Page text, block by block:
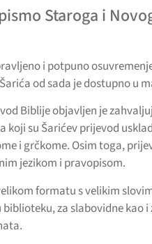
Staroga i
i potpuno
od sada je dostupno u
Biblije objavljen je
koji su Šarićev prijevod
i grčkome. Osim toga,
jezikom i pravopisom.
formatu s velikim
za slabovidne kao